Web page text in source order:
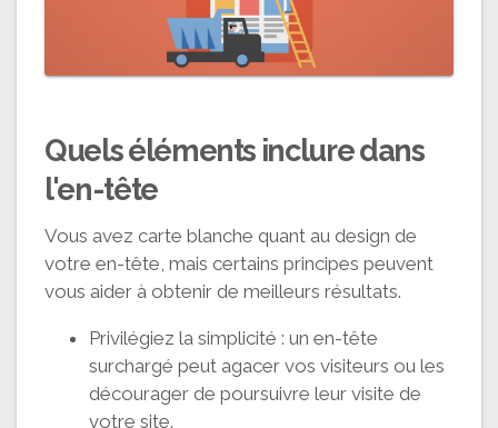
Quels éléments inclure dans
l'en-tête
Vous avez carte blanche quant au design de
votre en-tête, mais certains principes peuvent
vous aider à obtenir de meilleurs résultats.
Privilégiez la simplicité : un en-tête
surchargé peut agacer vos visiteurs ou les
décourager de poursuivre leur visite de
votre site.